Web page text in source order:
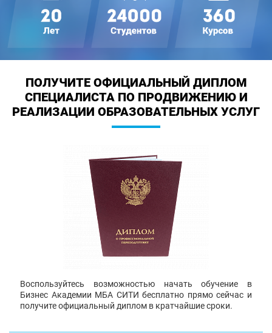
ПОЛУЧИТЕ ОФИЦИАЛЬНЫЙ ДИПЛОМ
СПЕЦИАЛИСТА ПО ПРОДВИЖЕНИЮ И
РЕАЛИЗАЦИИ ОБРАЗОВАТЕЛЬНЫХ УСЛУГ
Воспользуйтесь возможностью начать обучение в
Бизнес Академии МБА СИТИ бесплатно прямо сейчас и
получите официальный диплом в кратчайшие сроки.